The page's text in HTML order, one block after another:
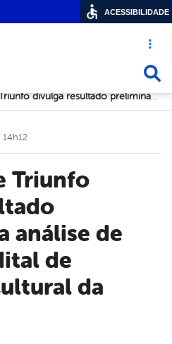
Acesso
Prefeitura de Triunfo divulga resultado preliminar da análise de mérito do Edital de Premiação Cultural da PNAB
análise de
de
da
ACESSIBILIDADE